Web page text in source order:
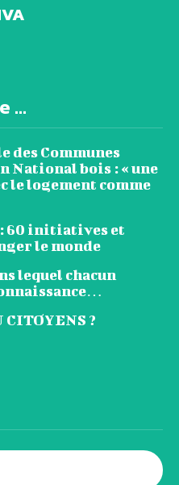
...
des Communes
National bois : « une
le logement comme
60 initiatives et
le monde
lequel chacun
CITOYENS ?